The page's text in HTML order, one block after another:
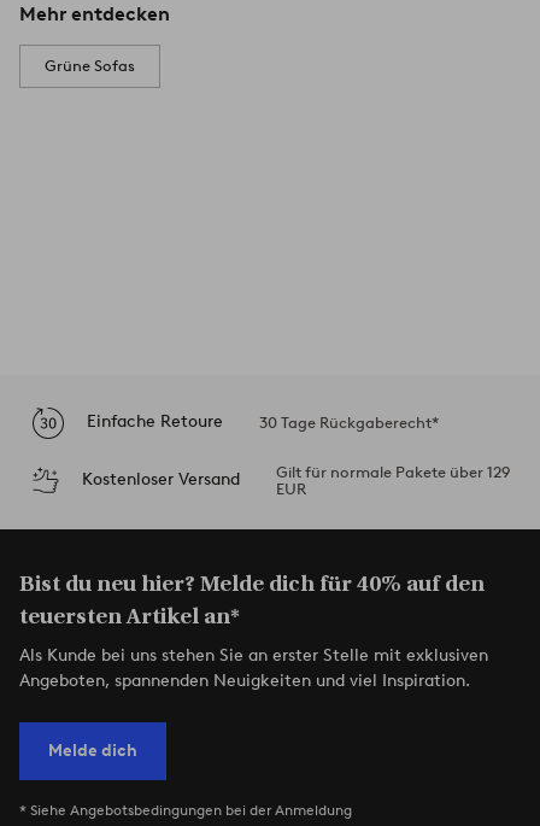
Mehr entdecken
Grüne Sofas
Einfache Retoure 30 Tage Rückgaberecht*
Kostenloser Versand
Gilt für normale Pakete über 129
EUR
Bist du neu hier? Melde dich für 40% auf den
teuersten Artikel an*
Als Kunde bei uns stehen Sie an erster Stelle mit exklusiven
Angeboten, spannenden Neuigkeiten und viel Inspiration.
Melde dich
* Siehe Angebotsbedingungen bei der Anmeldung